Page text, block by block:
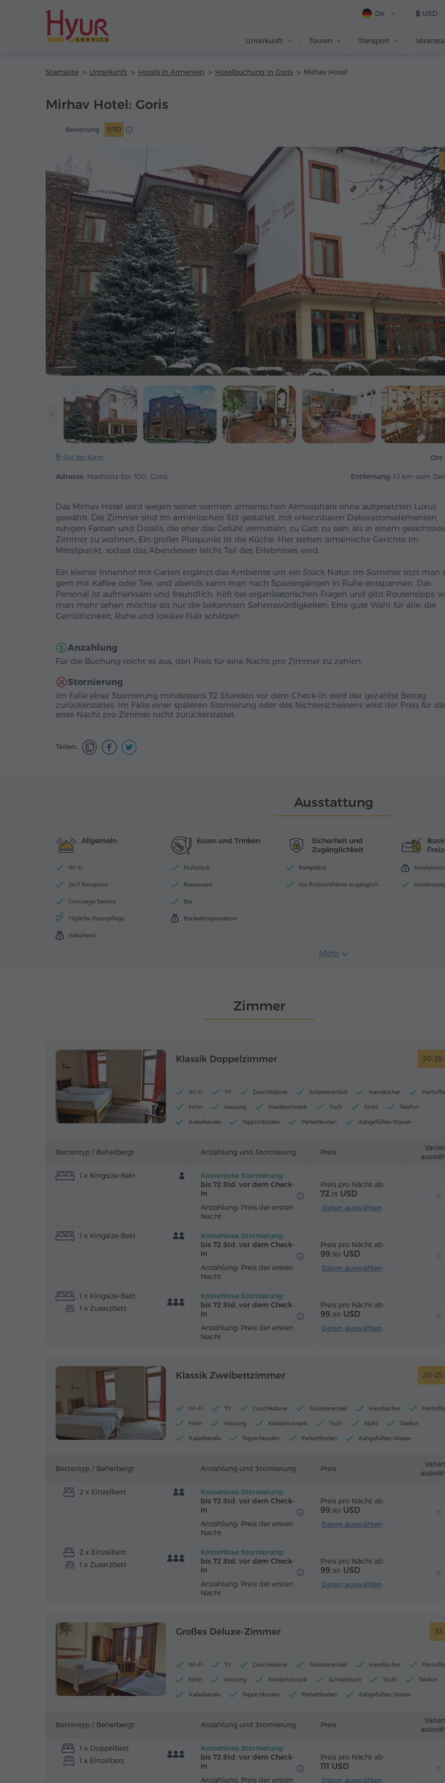
$ USD
De
Unterkunft Touren Transport
Startseite Unterkunft Hotels in Armenien Hotelbuchung in Goris Mirhav Hotel
Mirhav Hotel: Goris
Bewertung 9/10
Auf der Karte Ort:
Adresse: Mashtots-Str. 100, Goris Entfernung: 1.1 km vom
Das Mirhav Hotel wird wegen seiner warmen armenischen Atmosphäre ohne aufgesetzten Luxus
gewählt. Die Zimmer sind im armenischen Stil gestaltet, mit erkennbaren Dekorationselementen,
ruhigen Farben und Details, die eher das Gefühl vermitteln, zu Gast zu sein, als in einem
Zimmer zu wohnen. Ein großer Pluspunkt ist die Küche: Hier stehen armenische Gerichte im
Mittelpunkt, sodass das Abendessen leicht Teil des Erlebnisses wird.
Ein kleiner Innenhof mit Garten ergänzt das Ambiente um ein Stück Natur: Im Sommer sitzt man
gern mit Kaffee oder Tee, und abends kann man nach Spaziergängen in Ruhe entspannen. Das
Personal ist aufmerksam und freundlich, hilft bei organisatorischen Fragen und gibt Routentipps,
man mehr sehen möchte als nur die bekannten Sehenswürdigkeiten. Eine gute Wahl für alle, die
Gemütlichkeit, Ruhe und lokales Flair schätzen.
Anzahlung
Für die Buchung reicht es aus, den Preis für eine Nacht pro Zimmer zu zahlen.
Stornierung
Im Falle einer Stornierung mindestens 72 Stunden vor dem Check-In wird der gezahlte Betrag
zurückerstattet. Im Falle einer späteren Stornierung oder des Nichterscheinens wird der Preis für
erste Nacht pro Zimmer nicht zurückerstattet.
Teilen:
Ausstattung
Allgemein
Wi-Fi
24/7 Rezeption
Concierge Service
Tägliche Raumpflege
Wäscherei
Essen und Trinken
Frühstück
Restaurant
Bar
Bankettorganisation
Sicherheit und
Zugänglichkeit
Parkplätze
Für Rollstuhlfahrer zugänglich
Mehr
Zimmer
Klassik Doppelzimmer 20-25
Wi-Fi TV Duschkabine Toilettenartikel Handtücher
Föhn Heizung Kleiderschrank Tisch Stühl Telefon
Kabelkanäle Teppichboden Parkettboden Aabgefülltes Wasser
Bettentyp / Beherbergt Anzahlung und Stornierung Preis
1 x Kingsize-Bett
Kostenlose Stornierung:
bis 72 Std. vor dem Check-
In
Anzahlung: Preis der ersten
Nacht
Preis pro Nächt ab
72.15 USD
Daten auswählen
1 x Kingsize-Bett
Kostenlose Stornierung:
bis 72 Std. vor dem Check-
In
Anzahlung: Preis der ersten
Nacht
Preis pro Nächt ab
99.90 USD
Daten auswählen
1 x Kingsize-Bett
1 x Zusatzbett
Kostenlose Stornierung:
bis 72 Std. vor dem Check-
In
Anzahlung: Preis der ersten
Nacht
Preis pro Nächt ab
99.90 USD
Daten auswählen
Klassik Zweibettzimmer 20-25
Wi-Fi TV Duschkabine Toilettenartikel Handtücher
Föhn Heizung Kleiderschrank Tisch Stühl Telefon
Kabelkanäle Teppichboden Parkettboden Aabgefülltes Wasser
Bettentyp / Beherbergt Anzahlung und Stornierung Preis
2 x Einzelbett
Kostenlose Stornierung:
bis 72 Std. vor dem Check-
In
Anzahlung: Preis der ersten
Nacht
Preis pro Nächt ab
99.90 USD
Daten auswählen
2 x Einzelbett
1 x Zusatzbett
Kostenlose Stornierung:
bis 72 Std. vor dem Check-
In
Anzahlung: Preis der ersten
Nacht
Preis pro Nächt ab
99.90 USD
Daten auswählen
Großes Deluxe-Zimmer 33
Wi-Fi TV Duschkabine Toilettenartikel Handtücher
Föhn Heizung Kleiderschrank Schreibtisch Stühl Telefon
Kabelkanäle Teppichboden Parkettboden Aabgefülltes Wasser
Bettentyp / Beherbergt Anzahlung und Stornierung Preis
1 x Doppelbett
1 x Einzelbett
Kostenlose Stornierung:
bis 72 Std. vor dem Check-
In
Anzahlung: Preis der ersten
Preis pro Nächt ab
111 USD
Daten auswählen